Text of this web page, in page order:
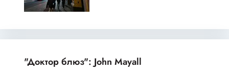
"Доктор блюз": John Mayall